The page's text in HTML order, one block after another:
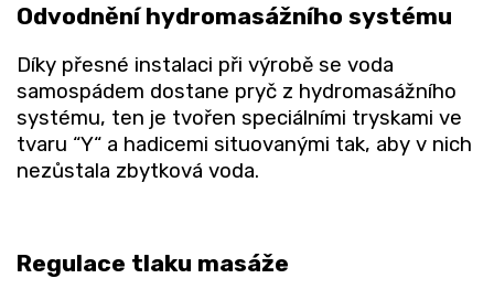
Odvodnění hydromasážního systému
Díky přesné instalaci při výrobě se voda
samospádem dostane pryč z hydromasážního
systému, ten je tvořen speciálními tryskami ve
tvaru “Y“ a hadicemi situovanými tak, aby v nich
nezůstala zbytková voda.
Regulace tlaku masáže